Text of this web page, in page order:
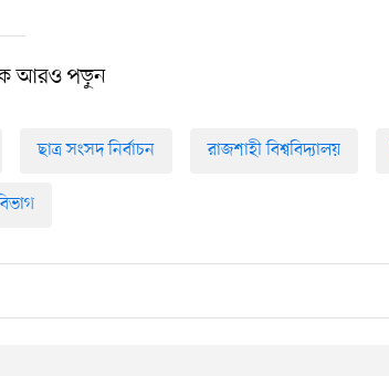
আরও পড়ুন
ছাত্র সংসদ নির্বাচন রাজশাহী বিশ্ববিদ্যালয়